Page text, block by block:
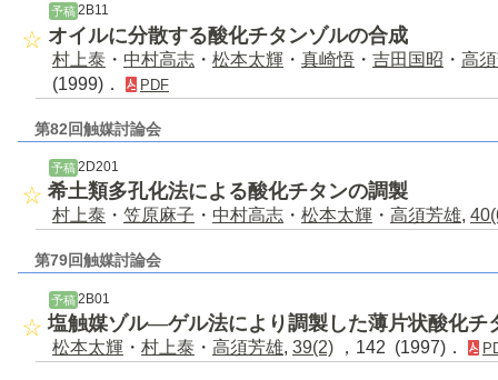
予稿 2B11
オイルに分散する酸化チタンゾルの合成
村上泰 ・ 中村高志 ・ 松本太輝 ・ 真崎悟 ・ 吉田国昭 ・ 高
(1999)．
PDF
第82回触媒討論会
予稿 2D201
希土類多孔化法による酸化チタンの調製
村上泰 ・ 笠原麻子 ・ 中村高志 ・ 松本太輝 ・ 高須芳雄,
第79回触媒討論会
予稿 2B01
塩触媒ゾル―ゲル法により調製した薄片状酸化チ
松本太輝 ・ 村上泰 ・ 高須芳雄, 39(2) ，142 (1997)．